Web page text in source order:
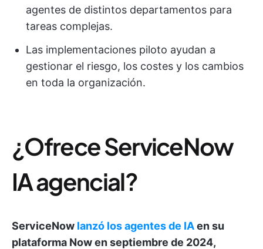
agentes de distintos departamentos para
tareas complejas.
Las implementaciones piloto ayudan a
gestionar el riesgo, los costes y los cambios
en toda la organización.
¿Ofrece ServiceNow
IA agencial?
ServiceNow lanzó los agentes de IAen su
plataforma Now en septiembre de 2024,